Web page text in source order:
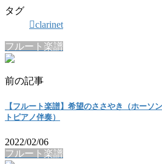
タグ
clarinet
フルート楽譜
前の記事
【フルート楽譜】希望のささやき（ホーソ
トピアノ伴奏）
2022/02/06
フルート楽譜